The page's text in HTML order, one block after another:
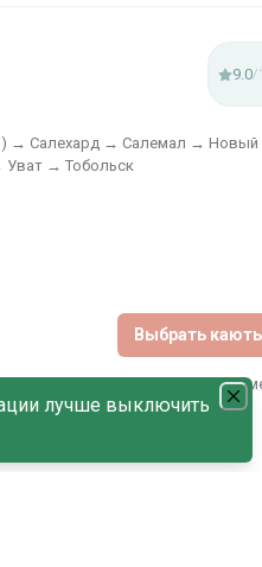
9.0/
→ Салехард → Салемал → Новый
→ Тобольск
Выбрать
Нет
лучше выключить